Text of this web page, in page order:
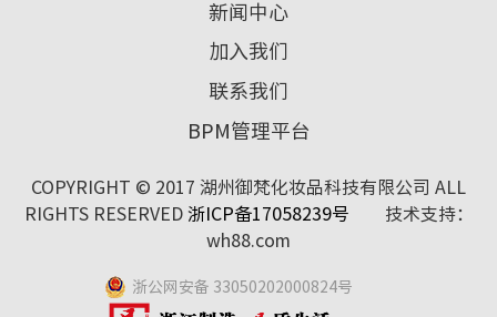
新闻中心
加入我们
联系我们
BPM管理平台
COPYRIGHT © 2017 湖州御梵化妆品科技有限公司 ALL
RIGHTS RESERVED 浙ICP备17058239号
技术支持：
wh88.com
浙公网安备 33050202000824号